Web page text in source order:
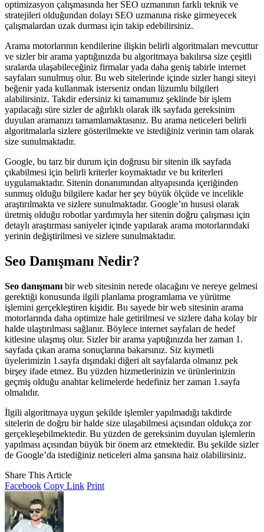
optimizasyon çalışmasında her SEO uzmanının farklı teknik ve
stratejileri olduğundan dolayı SEO uzmanına riske girmeyecek
çalışmalardan uzak durması için takip edebilirsiniz.
Arama motorlarının kendilerine ilişkin belirli algoritmaları mevcuttur
ve sizler bir arama yaptığınızda bu algoritmaya bakılırsa size çeşitli
sıralarda ulaşabileceğiniz firmalar yada daha geniş tabirle internet
sayfaları sunulmuş olur. Bu web sitelerinde içinde sizler hangi siteyi
beğenir yada kullanmak isterseniz ondan lüzumlu bilgileri
alabilirsiniz. Takdir edersiniz ki tamamımız şeklinde bir işlem
yapılacağı süre sizler de ağırlıklı olarak ilk sayfada gereksinim
duyulan aramanızı tamamlamaktasınız. Bu arama neticeleri belirli
algoritmalarla sizlere gösterilmekte ve istediğiniz verinin tam olarak
size sunulmaktadır.
Google, bu tarz bir durum için doğrusu bir sitenin ilk sayfada
çıkabilmesi için belirli kriterler koymaktadır ve bu kriterleri
uygulamaktadır. Sitenin donanımından altyapısında içeriğinden
sunmuş olduğu bilgilere kadar her şey büyük ölçüde ve incelikle
araştırılmakta ve sizlere sunulmaktadır. Google’ın hususi olarak
üretmiş olduğu robotlar yardımıyla her sitenin doğru çalışması için
detaylı araştırması saniyeler içinde yapılarak arama motorlarındaki
yerinin değiştirilmesi ve sizlere sunulmaktadır.
Seo Danışmanı Nedir?
Seo danışmanı bir web sitesinin nerede olacağını ve nereye gelmesi
gerektiği konusunda ilgili planlama programlama ve yürütme
işlemini gerçekleştiren kişidir. Bu sayede bir web sitesinin arama
motorlarında daha optimize hale getirilmesi ve sizlere daha kolay bir
halde ulaştırılması sağlanır. Böylece internet sayfaları de hedef
kitlesine ulaşmış olur. Sizler bir arama yaptığınızda her zaman 1.
sayfada çıkan arama sonuçlarına bakarsınız. Siz kıymetli
üyelerimizin 1.sayfa dışındaki diğeri alt sayfalarda olmanız pek
birşey ifade etmez. Bu yüzden hizmetlerinizin ve ürünlerinizin
geçmiş olduğu anahtar kelimelerde hedefiniz her zaman 1.sayfa
olmalıdır.
İlgili algoritmaya uygun şekilde işlemler yapılmadığı takdirde
sitelerin de doğru bir halde size ulaşabilmesi açısından oldukça zor
gerçekleşebilmektedir. Bu yüzden de gereksinim duyulan işlemlerin
yapılması açısından büyük bir önem arz etmektedir. Bu şekilde sizler
de Google’da istediğiniz neticeleri alma şansına haiz olabilirsiniz.
Share This Article
Facebook Copy Link Print